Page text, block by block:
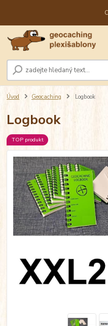
Úvod Geocaching Logbook
Logbook
TOP produkt